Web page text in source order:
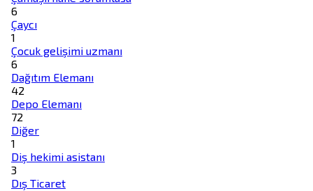
6
Çaycı
1
Çocuk gelişimi uzmanı
6
Dağıtım Elemanı
42
Depo Elemanı
72
Diğer
1
Diş hekimi asistanı
3
Dış Ticaret